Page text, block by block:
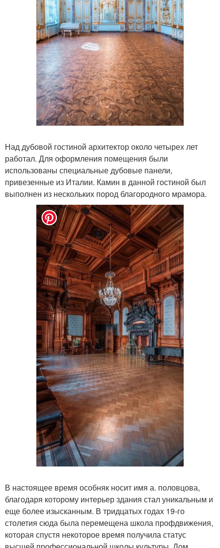
Над дубовой гостиной архитектор около четырех лет
работал. Для оформления помещения были
использованы специальные дубовые панели,
привезенные из Италии. Камин в данной гостиной был
выполнен из нескольких пород благородного мрамора.
В настоящее время особняк носит имя а. половцова,
благодаря которому интерьер здания стал уникальным и
еще более изысканным. В тридцатых годах 19-го
столетия сюда была перемещена школа профдвижения,
которая спустя некоторое время получила статус